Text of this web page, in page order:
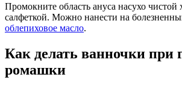
Промокните область ануса насухо
салфеткой. Можно нанести на
облепиховое масло.
Как делать ванночки при
ромашки